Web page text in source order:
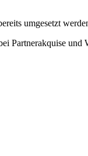
umgesetzt
Partnerakquise und